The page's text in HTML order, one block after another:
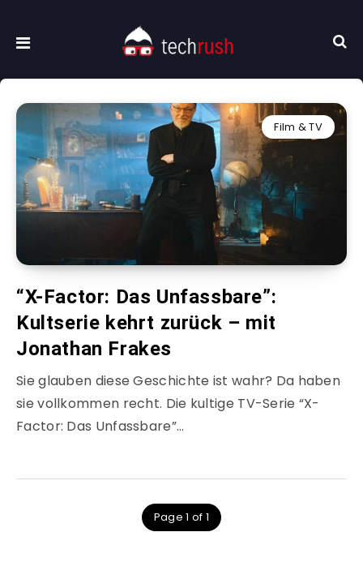
Film & TV
“X-Factor: Das Unfassbare”:
Kultserie kehrt zurück – mit
Jonathan Frakes
Sie glauben diese Geschichte ist wahr? Da haben
sie vollkommen recht. Die kultige TV-Serie “X-
Factor: Das Unfassbare”…
Page 1 of 1